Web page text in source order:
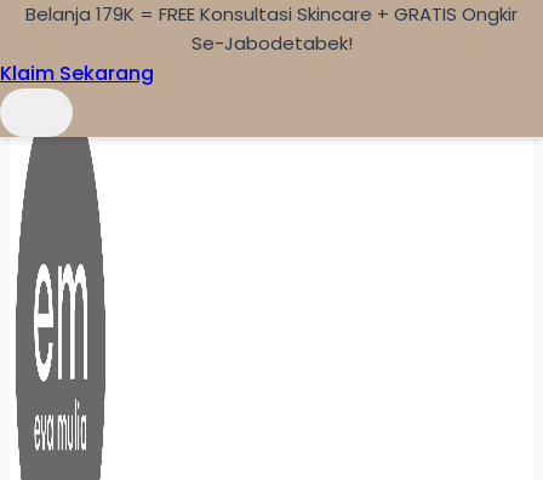
Skip to content
Belanja 179K = FREE Konsultasi Skincare + GRATIS Ongkir
Se-Jabodetabek!
Klaim Sekarang